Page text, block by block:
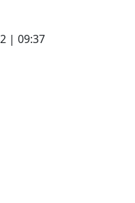
| 09:37